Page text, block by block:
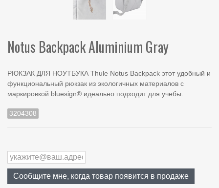
Notus Backpack Aluminium Gray
РЮКЗАК ДЛЯ НОУТБУКА Thule Notus Backpack этот удобный и
функциональный рюкзак из экологичных материалов с
маркировкой bluesign® идеально подходит для учебы.
3204308
Сообщите мне, когда товар появится в продаже